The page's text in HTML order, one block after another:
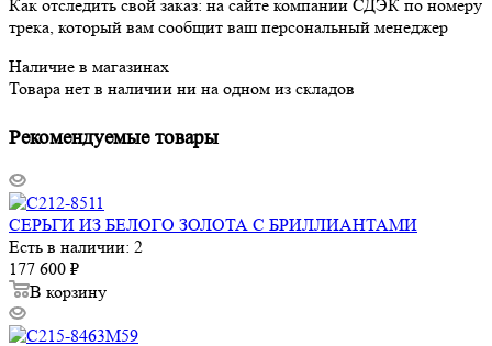
Как отследить свой заказ: на сайте компании СДЭК по номеру
трека, который вам сообщит ваш персональный менеджер
Наличие в магазинах
Товара нет в наличии ни на одном из складов
Рекомендуемые товары
СЕРЬГИ ИЗ БЕЛОГО ЗОЛОТА С БРИЛЛИАНТАМИ
Есть в наличии: 2
177 600 ₽
В корзину